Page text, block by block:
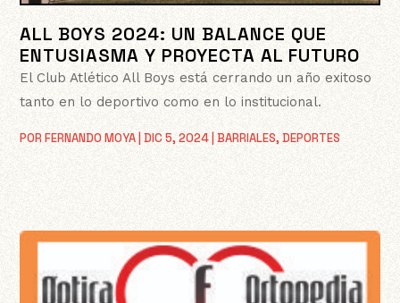
ALL BOYS 2024: UN BALANCE QUE
ENTUSIASMA Y PROYECTA AL FUTURO
PORFERNANDO MOYA |DIC 5, 2024 |BARRIALES,DEPORTES
El Club Atlético All Boys está cerrando un año exitoso
tanto en lo deportivo como en lo institucional.